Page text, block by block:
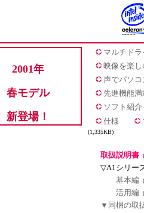
2001年
春モデル
新登場！
マルチド
映像を楽し
声でパソコ
先進機能
ソフト紹
仕様
(1,335KB)
取扱説明書
▽A1シリー
基本編
活用編
▼同梱の取